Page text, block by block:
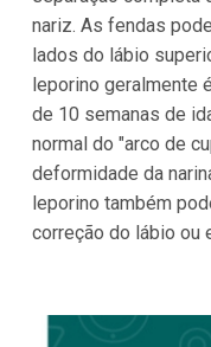
nariz. As fendas
lados do lábio
leporino geralmente
de 10 semanas de
normal do "arco de
deformidade da
leporino também
correção do lábio ou